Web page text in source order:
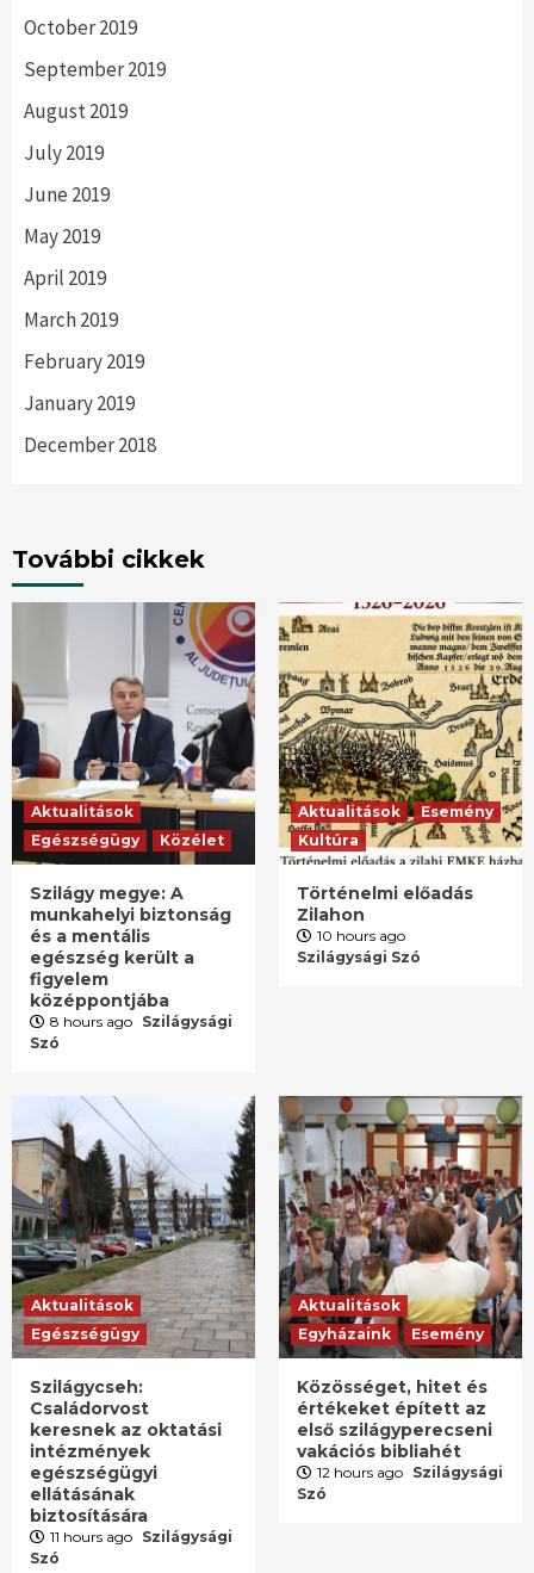
October 2019
September 2019
August 2019
July 2019
June 2019
May 2019
April 2019
March 2019
February 2019
January 2019
December 2018
További cikkek
Aktualitások
Egészségügy
Közélet
Szilágy megye: A
munkahelyi biztonság
és a mentális
egészség került a
figyelem
középpontjába
8 hours ago Szilágysági
Szó
Aktualitások
Esemény
Kultúra
Történelmi előadás
Zilahon
10 hours ago
Szilágysági Szó
Aktualitások
Egészségügy
Szilágycseh:
Családorvost
keresnek az oktatási
intézmények
egészségügyi
ellátásának
biztosítására
11 hours ago Szilágysági
Szó
Aktualitások
Egyházaink
Esemény
Közösséget, hitet és
értékeket épített az
első szilágyperecseni
vakációs bibliahét
12 hours ago Szilágysági
Szó